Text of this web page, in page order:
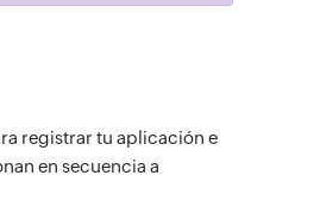
registrar tu aplicación e
en secuencia a